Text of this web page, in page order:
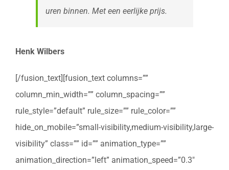
uren binnen. Met een eerlijke prijs.
Henk Wilbers
[/fusion_text][fusion_text columns=””
column_min_width=”” column_spacing=””
rule_style=”default” rule_size=”” rule_color=””
hide_on_mobile=”small-visibility,medium-visibility,large-
visibility” class=”” id=”” animation_type=””
animation_direction=”left” animation_speed=”0.3″